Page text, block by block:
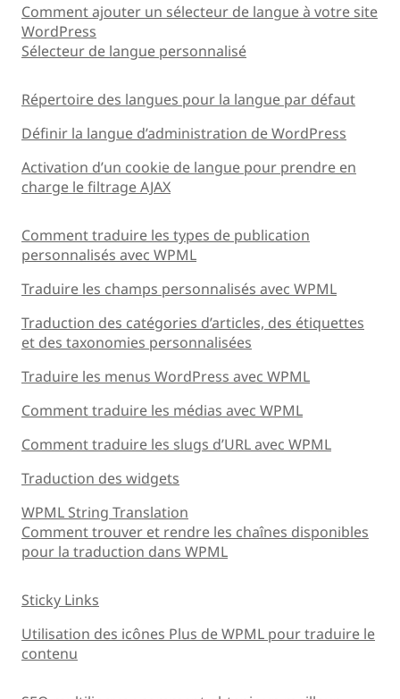
Comment ajouter un sélecteur de langue à votre site
WordPress
Sélecteur de langue personnalisé
Répertoire des langues pour la langue par défaut
Définir la langue d’administration de WordPress
Activation d’un cookie de langue pour prendre en
charge le filtrage AJAX
Comment traduire les types de publication
personnalisés avec WPML
Traduire les champs personnalisés avec WPML
Traduction des catégories d’articles, des étiquettes
et des taxonomies personnalisées
Traduire les menus WordPress avec WPML
Comment traduire les médias avec WPML
Comment traduire les slugs d’URL avec WPML
Traduction des widgets
WPML String Translation
Comment trouver et rendre les chaînes disponibles
pour la traduction dans WPML
Sticky Links
Utilisation des icônes Plus de WPML pour traduire le
contenu